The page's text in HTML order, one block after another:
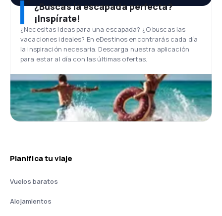
¿Buscas la escapada perfecta?
¡Inspírate!
¿Necesitas ideas para una escapada? ¿O buscas las
vacaciones ideales? En eDestinos encontrarás cada día
la inspiración necesaria. Descarga nuestra aplicación
para estar al día con las últimas ofertas.
Planifica tu viaje
Vuelos baratos
Alojamientos